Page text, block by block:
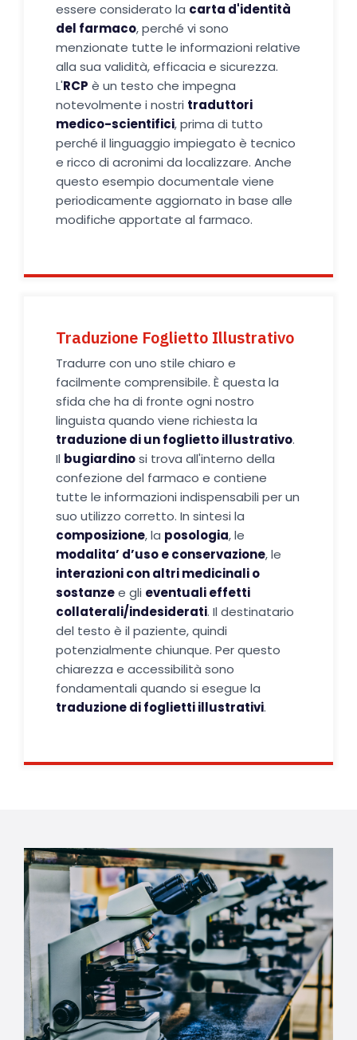
essere considerato la carta d'identità
del farmaco, perché vi sono
menzionate tutte le informazioni relative
alla sua validità, efficacia e sicurezza.
L'RCP è un testo che impegna
notevolmente i nostri traduttori
medico-scientifici, prima di tutto
perché il linguaggio impiegato è tecnico
e ricco di acronimi da localizzare. Anche
questo esempio documentale viene
periodicamente aggiornato in base alle
modifiche apportate al farmaco.
Traduzione Foglietto Illustrativo
Tradurre con uno stile chiaro e
facilmente comprensibile. È questa la
sfida che ha di fronte ogni nostro
linguista quando viene richiesta la
traduzione di un foglietto illustrativo.
Il bugiardinosi trova all'interno della
confezione del farmaco e contiene
tutte le informazioni indispensabili per un
suo utilizzo corretto. In sintesi la
composizione, la posologia, le
modalita’ d’uso e conservazione, le
interazioni con altri medicinali o
sostanzee gli eventuali effetti
collaterali/indesiderati. Il destinatario
del testo è il paziente, quindi
potenzialmente chiunque. Per questo
chiarezza e accessibilità sono
fondamentali quando si esegue la
traduzione di foglietti illustrativi.